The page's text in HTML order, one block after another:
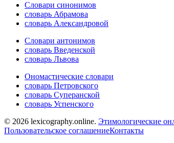
Словари синонимов
словарь Абрамова
словарь Александровой
Словари антонимов
словарь Введенской
словарь Львова
Ономастические словари
словарь Петровского
словарь Суперанской
словарь Успенского
© 2026 lexicography.online. Этимологические
Пользовательское соглашениеКонтакты